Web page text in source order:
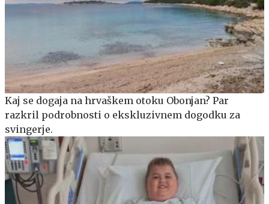
Kaj se dogaja na hrvaškem otoku Obonjan? Par
razkril podrobnosti o ekskluzivnem dogodku za
svingerje.